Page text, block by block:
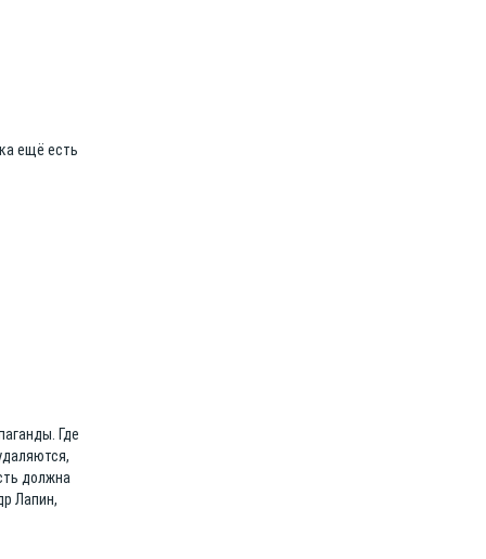
ещё есть
Где
должна
Лапин,